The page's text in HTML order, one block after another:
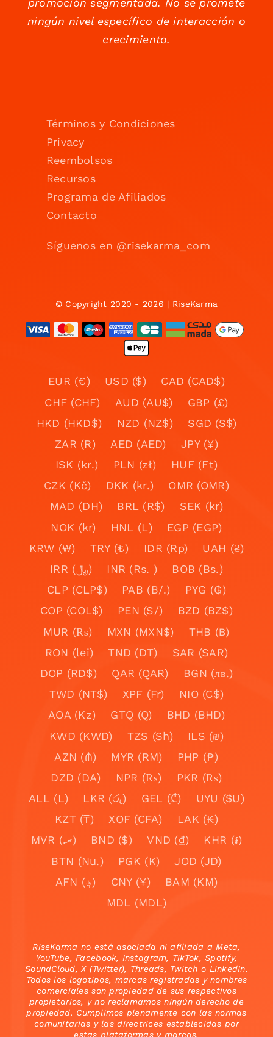
promoción segmentada. No se promete
ningún nivel específico de interacción o
crecimiento.
Términos y Condiciones
Privacy
Reembolsos
Recursos
Programa de Afiliados
Contacto
Síguenos en @risekarma_com
© Copyright 2020 - 2026 | RiseKarma
EUR (€) USD ($)
CAD (CAD$)
CHF (CHF)
AUD (AU$)
GBP (£)
HKD (HKD$)
NZD (NZ$)
SGD (S$)
ZAR (R)
AED (AED)
JPY (¥)
ISK (kr.)
PLN (zł)
HUF (Ft)
CZK (Kč)
DKK (kr.)
OMR (OMR)
MAD (DH)
BRL (R$)
SEK (kr)
NOK (kr)
HNL (L)
EGP (EGP)
KRW (₩)
TRY (₺) IDR (Rp)
UAH (₴)
IRR (﷼)
INR (Rs. )
BOB (Bs.)
CLP (CLP$)
PAB (B/.)
PYG (₲)
COP (COL$)
PEN (S/)
BZD (BZ$)
MUR (₨)
MXN (MXN$)
THB (฿)
RON (lei)
TND (DT)
SAR (SAR)
DOP (RD$)
QAR (QAR)
BGN (лв.)
TWD (NT$)
XPF (Fr)
NIO (C$)
AOA (Kz)
GTQ (Q)
BHD (BHD)
KWD (KWD)
TZS (Sh)
ILS (₪)
AZN (₼)
MYR (RM)
PHP (₱)
DZD (DA)
NPR (₨)
PKR (₨)
ALL (L)
LKR (රු) GEL (₾)
UYU ($U)
KZT (₸)
XOF (CFA)
LAK (₭)
MVR (.ރ)
BND ($) VND (₫)
KHR (៛)
BTN (Nu.)
PGK (K)
JOD (JD)
AFN (؋)
CNY (¥)
BAM (KM)
MDL (MDL)
RiseKarma no está asociada ni afiliada a Meta,
YouTube, Facebook, Instagram, TikTok, Spotify,
SoundCloud, X (Twitter), Threads, Twitch o LinkedIn.
Todos los logotipos, marcas registradas y nombres
comerciales son propiedad de sus respectivos
propietarios, y no reclamamos ningún derecho de
propiedad. Cumplimos plenamente con las normas
comunitarias y las directrices establecidas por
estas plataformas y marcas.